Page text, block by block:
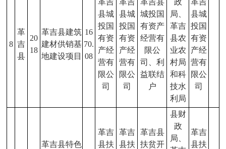
8
革
吉
县
20
18
革吉县建筑
建材供销基
地建设项目
16
70.
08
革吉
县城
投国
有资
产经
营有
限公
司
革吉
县城
投国
有资
产经
营有
限公
司
革吉县
城投国
有资产
经营有
限公
司、利
益联结
户
政
局、
革吉
县农
业农
村局
和科
技水
利局
革吉
县城
投国
有资
产经
营有
限公
司
革吉县特色
革吉
县扶
革吉
县扶
革吉县
扶贫开
县财
政
局、
革吉
县扶